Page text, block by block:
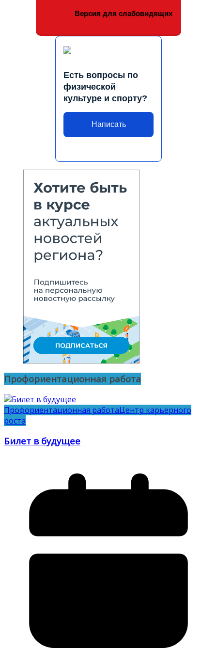
Версия для слабовидящих
Есть вопросы по
физической
культуре и спорту?
Написать
Профориентационная работа
Профориентационная работаЦентр карьерного
роста
Билет в будущее